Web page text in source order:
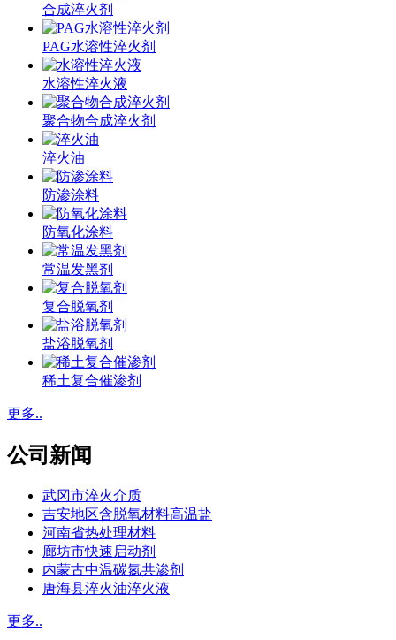
合成淬火剂
PAG水溶性淬火剂
水溶性淬火液
聚合物合成淬火剂
淬火油
防渗涂料
防氧化涂料
常温发黑剂
复合脱氧剂
盐浴脱氧剂
稀土复合催渗剂
更多..
公司新闻
武冈市淬火介质
吉安地区含脱氧材料高温盐
河南省热处理材料
廊坊市快速启动剂
内蒙古中温碳氮共渗剂
唐海县淬火油淬火液
更多..